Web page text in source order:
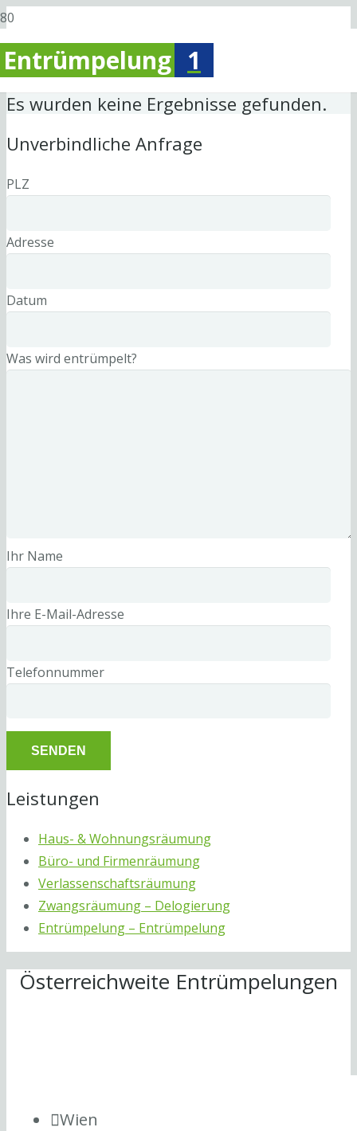
Entrümpelung 1
Es wurden keine Ergebnisse gefunden.
Unverbindliche Anfrage
PLZ
Adresse
Datum
Was wird entrümpelt?
Ihr Name
Ihre E-Mail-Adresse
Telefonnummer
Leistungen
Haus- & Wohnungsräumung
Büro- und Firmenräumung
Verlassenschaftsräumung
Zwangsräumung – Delogierung
Entrümpelung – Entrümpelung
Österreichweite Entrümpelungen
Wien